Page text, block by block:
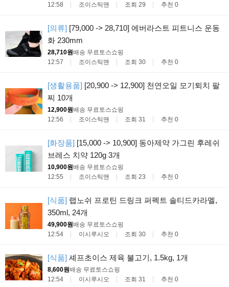
12:58
조이스틱맨 조회 29 추천 0
[의류] [79,000 -> 28,710] 에버라스트 피트니스 운동
화 230mm
28,710원배송 무료 토스쇼핑
12:57
조이스틱맨 조회 30 추천 0
[생활용품] [20,900 -> 12,900] 천연오일 모기퇴치 팔
찌 10개
12,900원배송 무료 토스쇼핑
12:56
조이스틱맨 조회 31 추천 0
[화장품] [15,000 -> 10,900] 동아제약 가그린 후레쉬
브레스 치약 120g 3개
10,900원배송 무료 토스쇼핑
12:55
조이스틱맨 조회 23 추천 0
[식품] 랩노쉬 프로틴 드링크 퍼펙트 솔티드카라멜,
350ml, 24개
49,900원배송 무료 토스쇼핑
12:54
이시루시오 조회 30 추천 0
[식품] 셰프초이스 제육 불고기, 1.5kg, 1개
8,600원배송 무료 토스쇼핑
12:54
이시루시오 조회 31 추천 0